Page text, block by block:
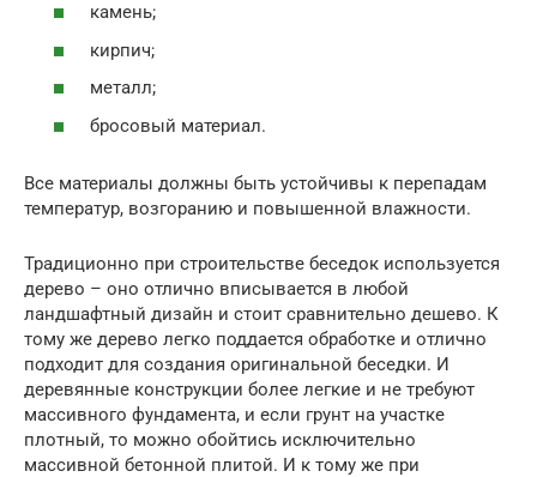
камень;
кирпич;
металл;
бросовый материал.
Все материалы должны быть устойчивы к перепадам
температур, возгоранию и повышенной влажности.
Традиционно при строительстве беседок используется
дерево – оно отлично вписывается в любой
ландшафтный дизайн и стоит сравнительно дешево. К
тому же дерево легко поддается обработке и отлично
подходит для создания оригинальной беседки. И
деревянные конструкции более легкие и не требуют
массивного фундамента, и если грунт на участке
плотный, то можно обойтись исключительно
массивной бетонной плитой. И к тому же при